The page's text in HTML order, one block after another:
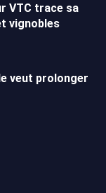
VTC trace sa
vignobles
veut prolonger